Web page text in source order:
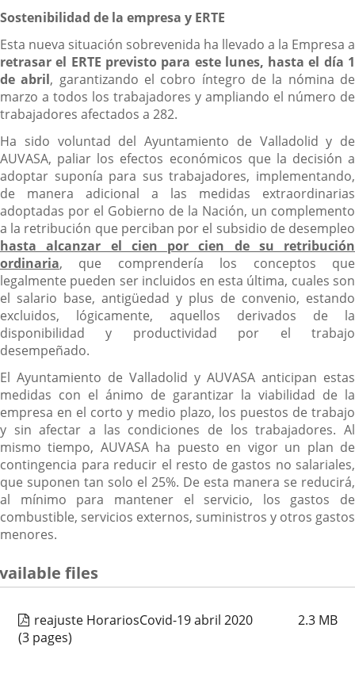
Sostenibilidad de la empresa y ERTE
Esta nueva situación sobrevenida ha llevado a la Empresa a
retrasar el ERTE previsto para este lunes, hasta el día 1
de abril, garantizando el cobro íntegro de la nómina de
marzo a todos los trabajadores y ampliando el número de
trabajadores afectados a 282.
Ha sido voluntad del Ayuntamiento de Valladolid y de
AUVASA, paliar los efectos económicos que la decisión a
adoptar suponía para sus trabajadores, implementando,
de manera adicional a las medidas extraordinarias
adoptadas por el Gobierno de la Nación, un complemento
a la retribución que perciban por el subsidio de desempleo
hasta alcanzar el cien por cien de su retribución
ordinaria, que comprendería los conceptos que
legalmente pueden ser incluidos en esta última, cuales son
el salario base, antigüedad y plus de convenio, estando
excluidos, lógicamente, aquellos derivados de la
disponibilidad y productividad por el trabajo
desempeñado.
El Ayuntamiento de Valladolid y AUVASA anticipan estas
medidas con el ánimo de garantizar la viabilidad de la
empresa en el corto y medio plazo, los puestos de trabajo
y sin afectar a las condiciones de los trabajadores. Al
mismo tiempo, AUVASA ha puesto en vigor un plan de
contingencia para reducir el resto de gastos no salariales,
que suponen tan solo el 25%. De esta manera se reducirá,
al mínimo para mantener el servicio, los gastos de
combustible, servicios externos, suministros y otros gastos
menores.
files
reajuste HorariosCovid-19 abril 2020 2.3 MB
(3 pages)